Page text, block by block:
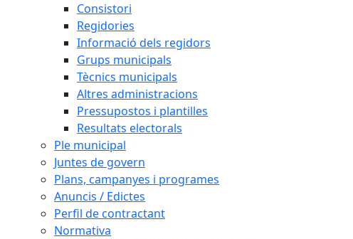
Consistori
Regidories
Informació dels regidors
Grups municipals
Tècnics municipals
Altres administracions
Pressupostos i plantilles
Resultats electorals
Ple municipal
Juntes de govern
Plans, campanyes i programes
Anuncis / Edictes
Perfil de contractant
Normativa